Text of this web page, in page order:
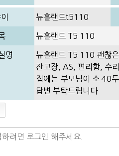
뉴홀랜드t5110
뉴홀랜드 T5 110
명
뉴홀랜드 T5 110 괜찮
잔고장, AS, 편리함, 수
집에는 부모님이 소 40
답변 부탁드립니다